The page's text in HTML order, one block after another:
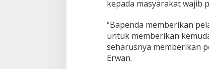
s
e
n
d
kepada masyarakat wajib
“Bapenda memberikan
untuk memberikan
seharusnya memberikan
Erwan.